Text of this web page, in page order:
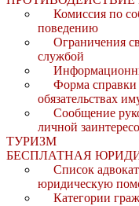
Комиссия по
поведению
Ограничения
службой
Форма справки
обязательствах
Сообщение
личной
ТУРИЗМ
БЕСПЛАТНАЯ
Список
юридическую
Категории